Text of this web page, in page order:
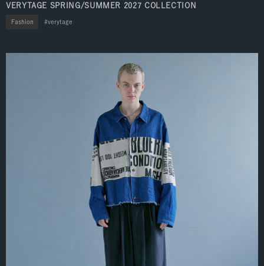
VERYTAGE SPRING/SUMMER 2027 COLLECTION
Fashion verytage